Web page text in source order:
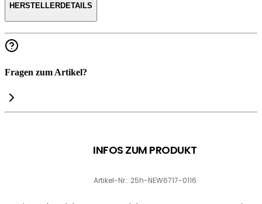
HERSTELLERDETAILS
Fragen zum Artikel?
INFOS ZUM PRODUKT
Artikel-Nr.: 25h-NEW6717-0116